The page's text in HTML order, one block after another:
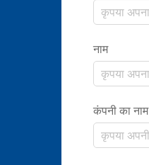
नाम
कंपनी का नाम